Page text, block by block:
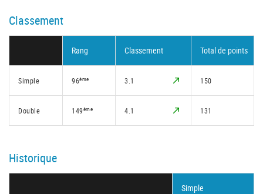
Classement
Rang Classement Total de points
Simple 96ème 3.1 150
Double 149ème 4.1 131
Historique
Simple